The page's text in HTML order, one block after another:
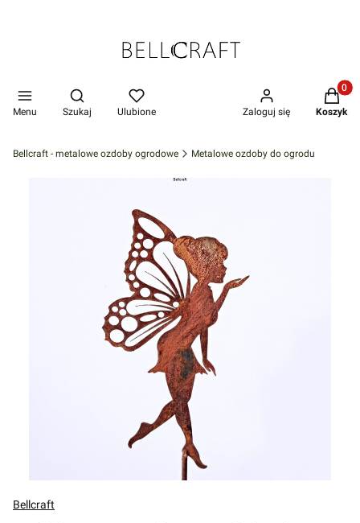
Menu
Otwórz wyszukiwarkę
Szukaj Ulubione Zaloguj się Koszyk
Bellcraft - metalowe ozdoby ogrodowe Metalowe ozdoby do ogrodu
Bellcraft